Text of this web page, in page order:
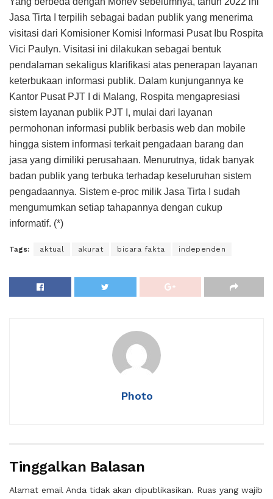
Jasa Tirta I terpilih sebagai badan publik yang menerima
visitasi dari Komisioner Komisi Informasi Pusat Ibu Rospita
Vici Paulyn. Visitasi ini dilakukan sebagai bentuk
pendalaman sekaligus klarifikasi atas penerapan layanan
keterbukaan informasi publik. Dalam kunjungannya ke
Kantor Pusat PJT I di Malang, Rospita mengapresiasi
sistem layanan publik PJT I, mulai dari layanan
permohonan informasi publik berbasis web dan mobile
hingga sistem informasi terkait pengadaan barang dan
jasa yang dimiliki perusahaan. Menurutnya, tidak banyak
badan publik yang terbuka terhadap keseluruhan sistem
pengadaannya. Sistem e-proc milik Jasa Tirta I sudah
mengumumkan setiap tahapannya dengan cukup
informatif. (*)
Tags: aktual akurat bicara fakta independen
Photo
Tinggalkan Balasan
Alamat email Anda tidak akan dipublikasikan. Ruas yang wajib